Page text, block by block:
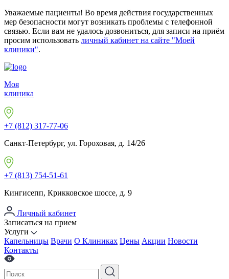
Уважаемые пациенты! Во время действия государственных
мер безопасности могут возникать проблемы с телефонной
связью. Если вам не удалось дозвониться, для записи на приём
просим использовать личный кабинет на сайте "Моей
клиники".
Моя
клиника
+7 (812) 317-77-06
Санкт-Петербург, ул. Гороховая, д. 14/26
+7 (813) 754-51-61
Кингисепп, Крикковское шоссе, д. 9
Личный кабинет
Записаться на прием
Услуги
Капельницы Врачи О Клиниках Цены Акции Новости
Контакты